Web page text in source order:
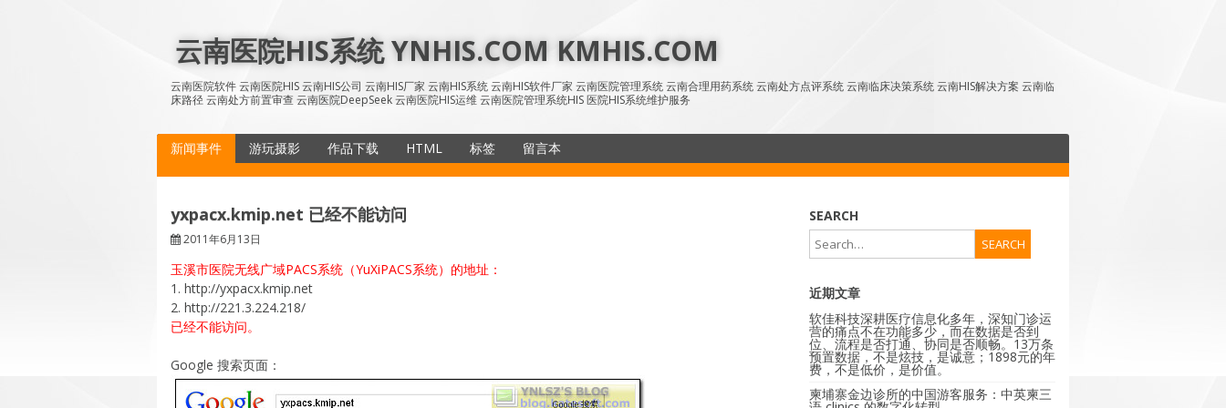
content
云南医院HIS系统 YNHIS.COM KMHIS.COM
云南医院软件 云南医院HIS 云南HIS公司 云南HIS厂家 云南HIS系统 云南HIS软件厂家 云南医院管理系统 云南合理用药系统 云南处方点评系统 云南临床决策系统 云南HIS解决方案 云南临
床路径 云南处方前置审查 云南医院DeepSeek 云南医院HIS运维 云南医院管理系统HIS 医院HIS系统维护服务
新闻事件 游玩摄影 作品下载
HTML
SiteMap
标签 留言本
yxpacx.kmip.net 已经不能访问
2011年6月13日
玉溪市医院无线广域PACS系统（YuXiPACS系统）的地址：
1. http://yxpacx.kmip.net
2. http://221.3.224.218/
已经不能访问。
Google 搜索页面：
SEARCH
近期文章
软佳科技深耕医疗信息化多年，深知门诊运
营的痛点不在功能多少，而在数据是否到
位、流程是否打通、协同是否顺畅。13万条
预置数据，不是炫技，是诚意；1898元的年
费，不是低价，是价值。
柬埔寨金边诊所的中国游客服务：中英柬三